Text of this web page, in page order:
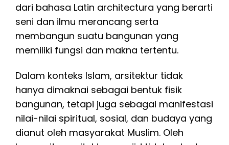
dari bahasa Latin architectura yang berarti
seni dan ilmu merancang serta
membangun suatu bangunan yang
memiliki fungsi dan makna tertentu.
Dalam konteks Islam, arsitektur tidak
hanya dimaknai sebagai bentuk fisik
bangunan, tetapi juga sebagai manifestasi
nilai-nilai spiritual, sosial, dan budaya yang
dianut oleh masyarakat Muslim. Oleh